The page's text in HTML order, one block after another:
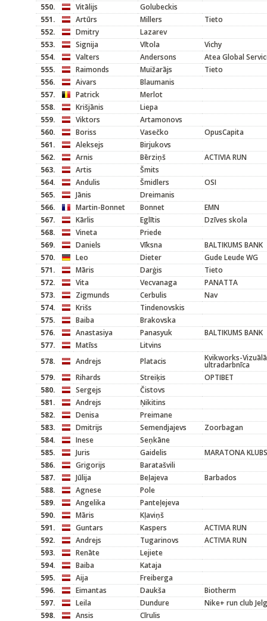
550.
Vitālijs
Golubeckis
551.
Artūrs Millers
Tieto
552.
Dmitry
Lazarev
553.
Signija Vītola
Vichy
554.
Valters Andersons
Atea Global
555.
Raimonds Muižarājs
Tieto
556.
Aivars
Blaumanis
557.
Patrick
Merlot
558.
Krišjānis
Liepa
559.
Viktors
Artamonovs
560.
Boriss Vasečko
OpusCapita
561.
Aleksejs
Birjukovs
562.
Arnis Bērziņš
ACTIVIA RUN
563.
Artis
Šmits
564.
Andulis Šmidlers
OSI
565.
Jānis
Dreimanis
566.
Martin-Bonnet Bonnet
EMN
567.
Kārlis Eglītis
Dzīves skola
568.
Vineta
Priede
569.
Daniels Vīksna
BALTIKUMS BANK
570.
Leo Dieter
Gude Leude WG
571.
Māris Darģis
Tieto
572.
Vita Vecvanaga
PANATTA
573.
Zigmunds Cerbulis
Nav
574.
Krišs
Tindenovskis
575.
Baiba
Brakovska
576.
Anastasiya Panasyuk
BALTIKUMS BANK
577.
Matīss
Litvins
578.
Andrejs Platacis Kvikworks-
ultradarbnīca
579.
Rihards Streiķis
OPTIBET
580.
Sergejs
Čistovs
581.
Andrejs
Ņikitins
582.
Denisa
Preimane
583.
Dmitrijs Semendjajevs
Zoorbagan
584.
Inese
Seņkāne
585.
Juris Gaidelis
MARATONA KLUBS
586.
Grigorijs
Baratašvili
587.
Jūlija Beļajeva
Barbados
588.
Agnese
Pole
589.
Angelika
Panteļejeva
590.
Māris
Kļaviņš
591.
Guntars Kaspers
ACTIVIA RUN
592.
Andrejs Tugarinovs
ACTIVIA RUN
593.
Renāte
Lejiete
594.
Baiba
Kataja
595.
Aija
Freiberga
596.
Eimantas Daukša
Biotherm
597.
Leila Dundure
Nike+ run club
598.
Ansis
Cīrulis